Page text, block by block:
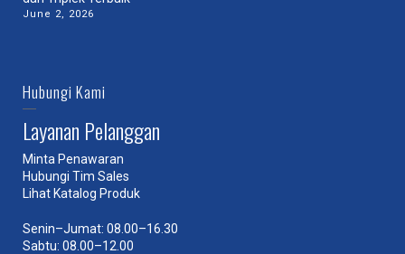
June 2, 2026
Hubungi Kami
Layanan Pelanggan
Minta Penawaran
Hubungi Tim Sales
Lihat Katalog Produk
Senin–Jumat: 08.00–16.30
Sabtu: 08.00–12.00